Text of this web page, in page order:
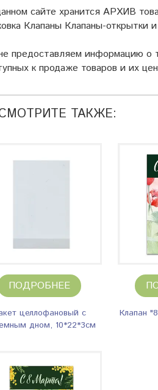
сайте хранится АРХИВ
Клапаны Клапаны-открытки
предоставляем информацию
к продаже товаров и их
ТАКЖЕ:
ПОДРОБНЕЕ
целлофановый с
дном, 10*22*3см
Клапан